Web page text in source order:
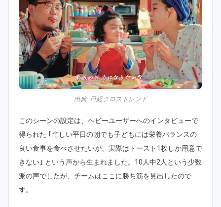
出典: 日経クロストレンド
このシーンの設定は、ヘビーユーザーへのインタビューで
得られた ｢忙しい平日の朝でも子どもには栄養バランスの
良い食事を食べさせたいが、実際はトースト1枚しか用意で
きない｣ という声から生まれました。10人中2人という少数
派の声でしたが、チームはここに勝ち筋を見出したので
す。